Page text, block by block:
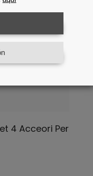
4 Acceori Per